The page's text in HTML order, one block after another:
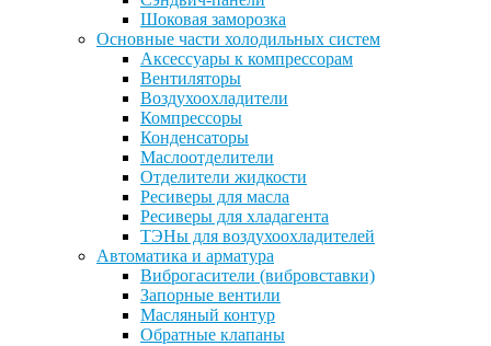
Шоковая заморозка
Основные части холодильных систем
Аксессуары к компрессорам
Вентиляторы
Воздухоохладители
Компрессоры
Конденсаторы
Маслоотделители
Отделители жидкости
Ресиверы для масла
Ресиверы для хладагента
ТЭНы для воздухоохладителей
Автоматика и арматура
Виброгасители (вибровставки)
Запорные вентили
Масляный контур
Обратные клапаны